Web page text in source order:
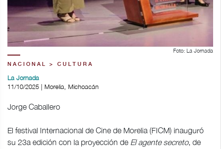
Foto: La Jornada
NACIONAL > CULTURA
La Jornada
11/10/2025 | Morelia, Michoacán
Jorge Caballero
El festival Internacional de Cine de Morelia (FICM) inauguró
su 23a edición con la proyección de El agente secreto, de